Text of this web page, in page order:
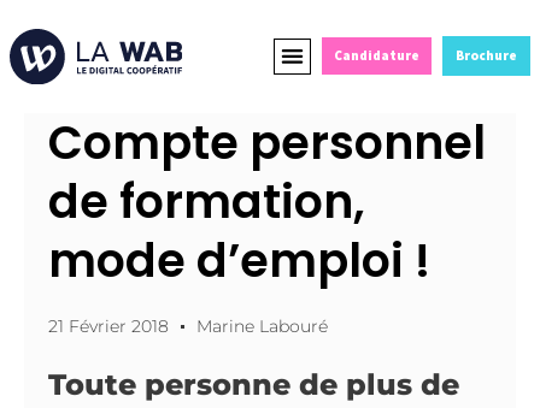
Candidature Brochure
Compte personnel
de formation,
mode d’emploi !
21 Février 2018 Marine Labouré
Toute personne de plus de